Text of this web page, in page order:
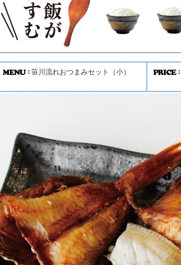
笹川流れおつまみセット（小）